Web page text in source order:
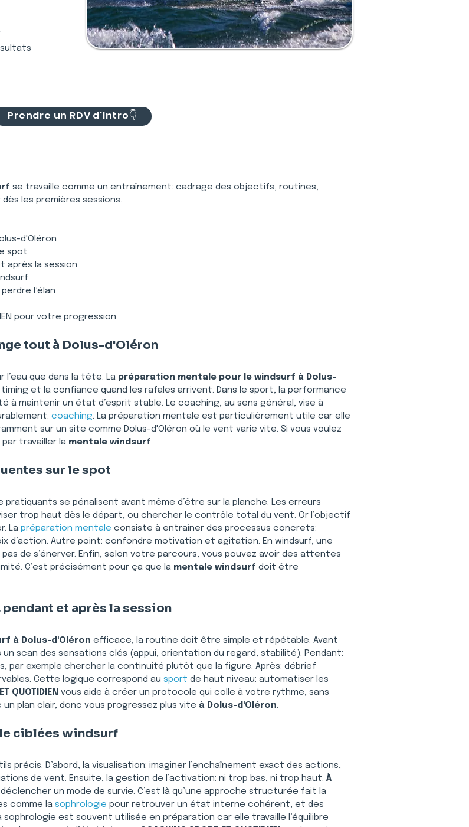
Prendre un RDV d'Intro👇
se travaille comme un entraînement: cadrage des objectifs, routines,
les premières sessions.
d'Oléron
spot
après la session
l’élan
pour votre progression
tout à Dolus-d'Oléron
que dans la tête. La préparation mentale pour le windsurf à Dolus-
et la confiance quand les rafales arrivent. Dans le sport, la performance
à maintenir un état d’esprit stable. Le coaching, au sens général, vise à
coaching. La préparation mentale est particulièrement utile car elle
sur un site comme Dolus-d'Oléron où le vent varie vite. Si vous voulez
travailler la mentale windsurf.
sur le spot
pratiquants se pénalisent avant même d’être sur la planche. Les erreurs
trop haut dès le départ, ou chercher le contrôle total du vent. Or l’objectif
La préparation mentale consiste à entraîner des processus concrets:
d’action. Autre point: confondre motivation et agitation. En windsurf, une
de s’énerver. Enfin, selon votre parcours, vous pouvez avoir des attentes
C’est précisément pour ça que la mentale windsurf doit être
et après la session
à Dolus-d'Oléron efficace, la routine doit être simple et répétable. Avant
scan des sensations clés (appui, orientation du regard, stabilité). Pendant:
par exemple chercher la continuité plutôt que la figure. Après: débrief
Cette logique correspond au sport de haut niveau: automatiser les
QUOTIDIEN vous aide à créer un protocole qui colle à votre rythme, sans
plan clair, donc vous progressez plus vite à Dolus-d'Oléron.
ciblées windsurf
précis. D’abord, la visualisation: imaginer l’enchaînement exact des actions,
de vent. Ensuite, la gestion de l’activation: ni trop bas, ni trop haut. À
un mode de survie. C’est là qu’une approche structurée fait la
comme la sophrologie pour retrouver un état interne cohérent, et des
sophrologie est souvent utilisée en préparation car elle travaille l’équilibre